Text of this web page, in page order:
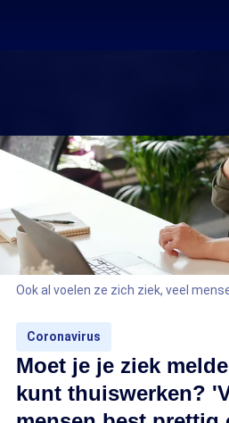
Ook al voelen ze zich ziek, veel
Coronavirus
Moet je je ziek
kunt thuiswerken?